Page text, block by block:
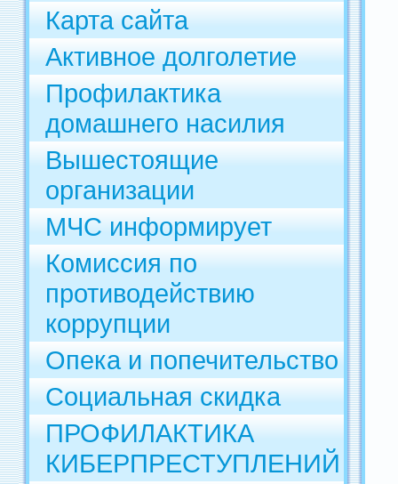
Карта сайта
Активное долголетие
Профилактика
домашнего насилия
Вышестоящие
организации
МЧС информирует
Комиссия по
противодействию
коррупции
Опека и попечительство
Социальная скидка
ПРОФИЛАКТИКА
КИБЕРПРЕСТУПЛЕНИЙ